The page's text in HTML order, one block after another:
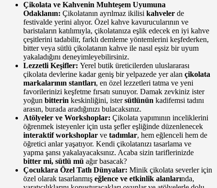
Çikolata ve Kahvenin Muhteşem Uyumuna
Odaklanın: Çikolatanın ayrılmaz ikilisi kahveler de
festivalde yerini alıyor. Özel kahve kavurucularının ve
baristaların katılımıyla, çikolatanıza eşlik edecek en iyi kahve
çeşitlerini tadabilir, farklı demleme yöntemlerini keşfederken,
bitter veya sütlü çikolatanın kahve ile nasıl eşsiz bir uyum
yakaladığını deneyimleyebilirsiniz.
Lezzetli Keşifler: Yerel butik üreticilerden uluslararası
çikolata devlerine kadar geniş bir yelpazede yer alan çikolata
markalarının stantları, en özel lezzetleri tatma ve yeni
favorilerinizi keşfetme fırsatı sunuyor. Damak zevkiniz ister
yoğun bitterin keskinliğini, istersütlünün kadifemsi tadını
arasın, burada aradığınızı bulacaksınız.
Atölyeler ve Workshoplar: Çikolata yapımının inceliklerini
öğrenmek isteyenler için usta şefler eşliğinde düzenlenecek
interaktif workshoplar ve tadımlar, hem eğlenceli hem de
öğretici anlar yaşatıyor. Kendi çikolatanızı tasarlama ve
yapma şansı yakalayacaksınız. Acaba sizin tariflerinizde
bitter mi, sütlü mü ağır basacak?
Çocuklara Özel Tatlı Dünyalar: Minik çikolata severler için
özel olarak tasarlanmış eğlence ve etkinlik alanlarında,